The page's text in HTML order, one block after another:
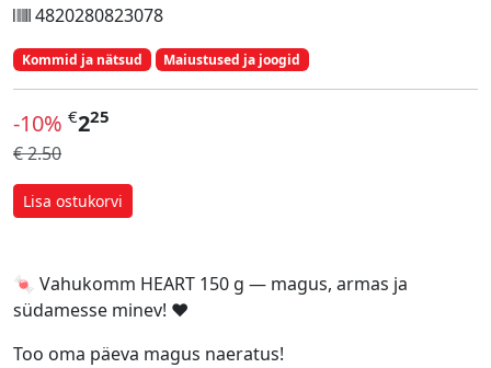
4820280823078
Kommid ja nätsud Maiustused ja joogid
-10% €225
€ 2.50
Lisa ostukorvi
🍬 Vahukomm HEART 150 g — magus, armas ja
südamesse minev! ❤️
Too oma päeva magus naeratus!